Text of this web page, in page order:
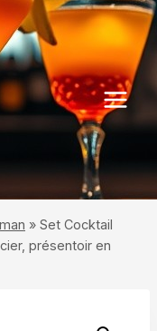
» Set Cocktail
présentoir en